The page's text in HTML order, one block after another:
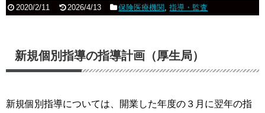
2020/2/11 2026/4/13 保険医療機関,指導・監査
新規個別指導の指導計画（厚生局）
新規個別指導については、開業した年度の３月に翌年の指
「指導・監査」の事務対策を支援
保険医療機関の「不正・不当請求」対策Q＆A
障がい者手帳・難病（特定疾患）の申請代行